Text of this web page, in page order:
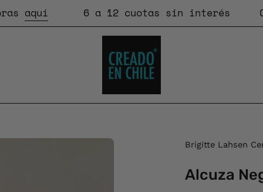
6 a 12 cuotas sin interés
Brigitte Lahsen
Alcuza